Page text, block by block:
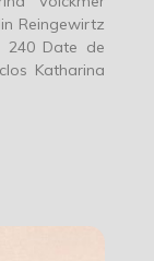
Reingewirtz
240 Date de
Katharina